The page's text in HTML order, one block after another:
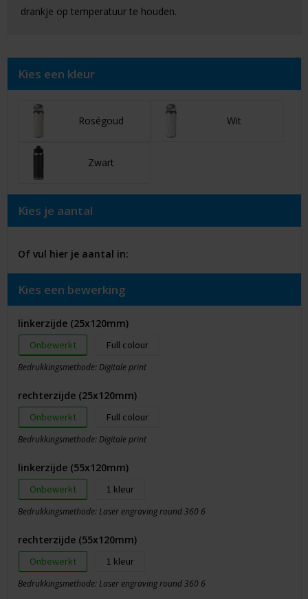
drankje op temperatuur te houden.
Kies een kleur
Roségoud Wit
Zwart
Kies je aantal
Of vul hier je aantal in:
Kies een bewerking
linkerzijde (25x120mm)
Onbewerkt Full colour
Bedrukkingsmethode: Digitale print
rechterzijde (25x120mm)
Onbewerkt Full colour
Bedrukkingsmethode: Digitale print
linkerzijde (55x120mm)
Onbewerkt 1
Bedrukkingsmethode: Laser engraving round 360 6
rechterzijde (55x120mm)
Onbewerkt 1
Bedrukkingsmethode: Laser engraving round 360 6